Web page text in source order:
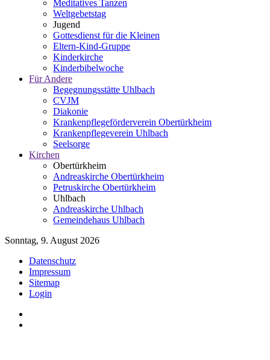
Meditatives Tanzen
Weltgebetstag
Jugend
Gottesdienst für die Kleinen
Eltern-Kind-Gruppe
Kinderkirche
Kinderbibelwoche
Für Andere
Begegnungsstätte Uhlbach
CVJM
Diakonie
Krankenpflegeförderverein Obertürkheim
Krankenpflegeverein Uhlbach
Seelsorge
Kirchen
Obertürkheim
Andreaskirche Obertürkheim
Petruskirche Obertürkheim
Uhlbach
Andreaskirche Uhlbach
Gemeindehaus Uhlbach
Sonntag, 9. August 2026
Datenschutz
Impressum
Sitemap
Login